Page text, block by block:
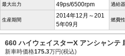
最大出力 49ps/6500rpm 過給
生産期間
2014年12月～201
5年09月
燃費
660 ハイウェイスターX アンシャンテ
新車時価格175.3万円(税込)